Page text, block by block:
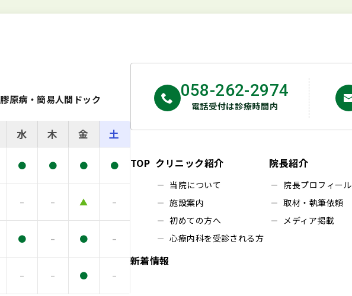
膠原病・簡易人間ドック
水 木 金 土
● ● ● ●
– – ▲ –
● – ● –
– – ● –
058-262-2974
電話受付は診療時間内
TOP クリニック紹介
当院について
施設案内
初めての方へ
心療内科を受診される方
院長紹介
院長プロフィール
取材・執筆依頼
メディア掲載
新着情報